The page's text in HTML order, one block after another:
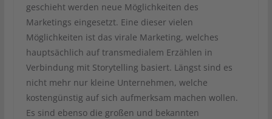
geschieht werden neue Möglichkeiten des
Marketings eingesetzt. Eine dieser vielen
Möglichkeiten ist das virale Marketing, welches
hauptsächlich auf transmedialem Erzählen in
Verbindung mit Storytelling basiert. Längst sind es
nicht mehr nur kleine Unternehmen, welche
kostengünstig auf sich aufmerksam machen wollen.
Es sind ebenso die großen und bekannten